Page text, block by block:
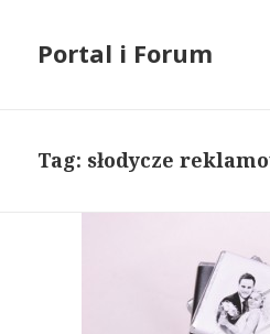
Portal i Forum
Tag: słodycze